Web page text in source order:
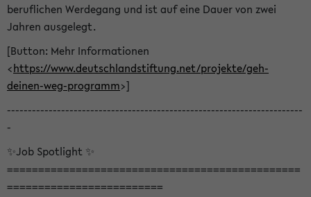
beruflichen Werdegang und ist auf eine Dauer von zwei
Jahren ausgelegt.
[Button: Mehr Informationen
<https://www.deutschlandstiftung.net/projekte/geh-
deinen-weg-programm>]
-----------------------------------------------------------------------
-
✨Job Spotlight ✨
===============================================
=========================